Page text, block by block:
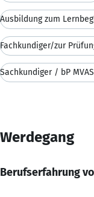
Ausbildung zum
Fachkundiger/zur
Sachkundiger / bP
Werdegang
Berufserfahrung